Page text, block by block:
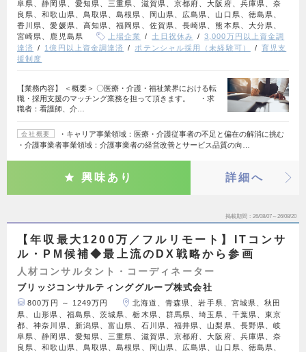
阜県、静岡県、愛知県、三重県、滋賀県、京都府、大阪府、兵庫県、奈
良県、和歌山県、鳥取県、島根県、岡山県、広島県、山口県、徳島県、
香川県、愛媛県、高知県、福岡県、佐賀県、長崎県、熊本県、大分県、
宮崎県、鹿児島県
上場企業 土日祝休み
3,000万円以上資金調
達済
1億円以上資金調達済 ポテンシャル採用（未経験可）
育児支
援制度
【業務内容】 ＜概要＞ 〇医療・介護・福祉業界における転
職・採用支援のマッチング業務を担って頂きます。 ・求
職者：看護師、介…
会社概要
・キャリア事業領域：医療・介護従事者の不足と偏在の解消に挑む
・介護事業者事業領域：介護事業者の経営改善とサービス品質の向…
興味あり 詳細へ
掲載期間 26/08/07～26/08/20
【年収最大1200万／フルリモート】ITコンサ
ル・PM候補◆最上流のDX戦略から参画
人材コンサルタント・コーディネーター
ブリッジコンサルティンググループ株式会社
800万円 ～ 1249万円
北海道、青森県、岩手県、宮城県、秋田
県、山形県、福島県、茨城県、栃木県、群馬県、埼玉県、千葉県、東京
都、神奈川県、新潟県、富山県、石川県、福井県、山梨県、長野県、岐
阜県、静岡県、愛知県、三重県、滋賀県、京都府、大阪府、兵庫県、奈
良県、和歌山県、鳥取県、島根県、岡山県、広島県、山口県、徳島県、